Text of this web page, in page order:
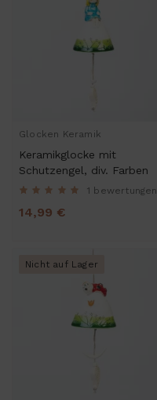
Glocken Keramik
Keramikglocke mit
Schutzengel, div. Farben
1 bewertungen
14,99 €
Nicht auf Lager